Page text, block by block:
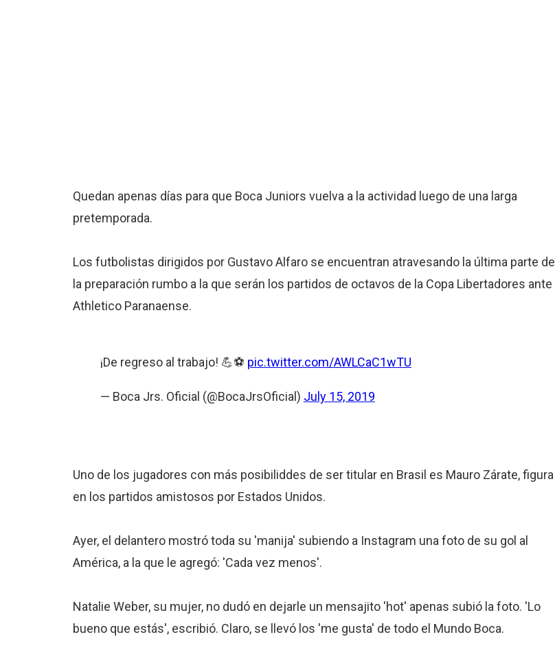
Quedan apenas días para que Boca Juniors vuelva a la actividad luego de una larga
pretemporada.
Los futbolistas dirigidos por Gustavo Alfaro se encuentran atravesando la última parte de
la preparación rumbo a la que serán los partidos de octavos de la Copa Libertadores ante
Athletico Paranaense.
¡De regreso al trabajo! 💪⚽ pic.twitter.com/AWLCaC1wTU
— Boca Jrs. Oficial (@BocaJrsOficial) July 15, 2019
Uno de los jugadores con más posibiliddes de ser titular en Brasil es Mauro Zárate, figura
en los partidos amistosos por Estados Unidos.
Ayer, el delantero mostró toda su 'manija' subiendo a Instagram una foto de su gol al
América, a la que le agregó: 'Cada vez menos'.
Natalie Weber, su mujer, no dudó en dejarle un mensajito 'hot' apenas subió la foto. 'Lo
bueno que estás', escribió. Claro, se llevó los 'me gusta' de todo el Mundo Boca.